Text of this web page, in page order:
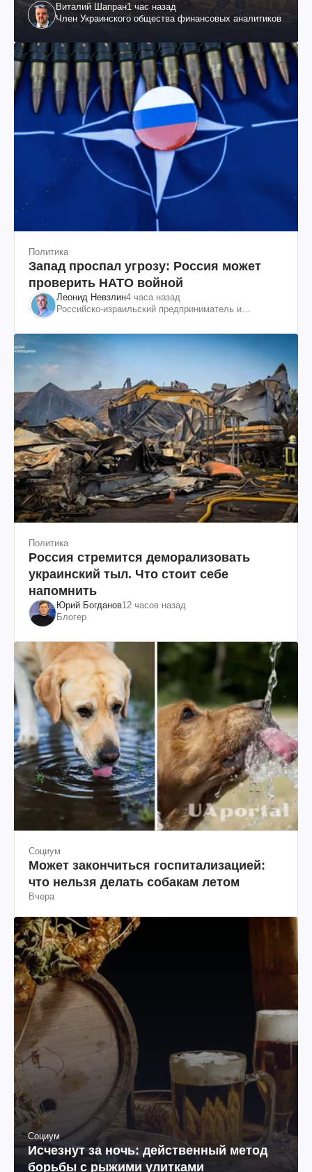
Виталий Шапран1 час назад
Член Украинского общества финансовых аналитиков
Политика
Запад проспал угрозу: Россия может
проверить НАТО войной
Леонид Невзлин4 часа назад
Российско-израильский предприниматель и
"ЮКОСа"
Политика
Россия стремится деморализовать
украинский тыл. Что стоит себе
напомнить
Юрий Богданов12 часов назад
Блогер
Социум
Может закончиться госпитализацией:
что нельзя делать собакам летом
Вчера
Социум
Исчезнут за ночь: действенный метод
борьбы с рыжими улитками